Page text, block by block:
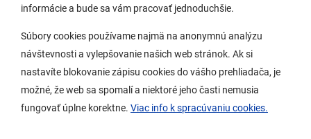
informácie a bude sa vám pracovať jednoduchšie.
Súbory cookies používame najmä na anonymnú analýzu
návštevnosti a vylepšovanie našich web stránok. Ak si
nastavíte blokovanie zápisu cookies do vášho prehliadača, je
možné, že web sa spomalí a niektoré jeho časti nemusia
fungovať úplne korektne. Viac info k spracúvaniu cookies.
O Lamači
Mobilná aplikácia